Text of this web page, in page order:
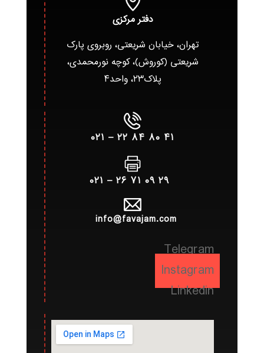
دفتر مرکزی
تهران، خیابان شریعتی، روبروی پارک
شریعتی (کوروش)، کوچه نورمحمدی،
پلاک۲۳، واحد۴
۴۱ ۸۰ ۸۴ ۲۲ – ۰۲۱
۲۹ ۰۹ ۷۱ ۲۶ – ۰۲۱
info@favajam.com
Telegram
Instagram
Linkedin